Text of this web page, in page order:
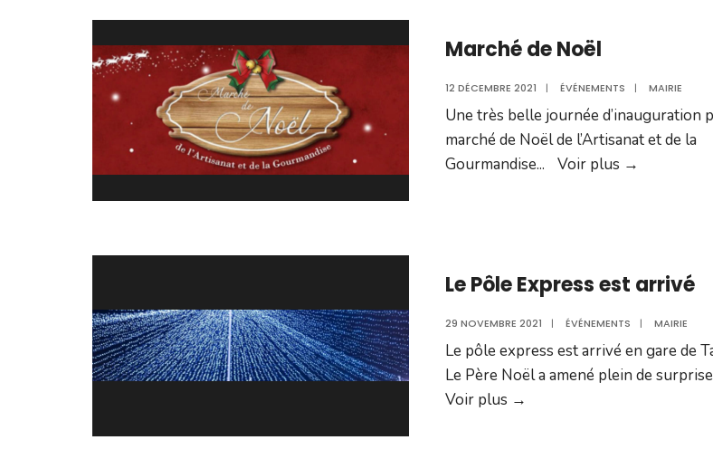
Marché de Noël
12 DÉCEMBRE 2021 | ÉVÉNEMENTS | MAIRIE
Une très belle journée d’inauguration
marché de Noël de l’Artisanat et de la
Gourmandise... Voir plus →
Le Pôle Express est arrivé
29 NOVEMBRE 2021 | ÉVÉNEMENTS | MAIRIE
Le pôle express est arrivé en gare de
Le Père Noël a amené plein de
Voir plus →